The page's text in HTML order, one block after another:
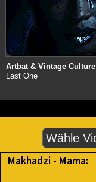
Artbat & Vintage Culture
Last One
Makhadzi - Mama: